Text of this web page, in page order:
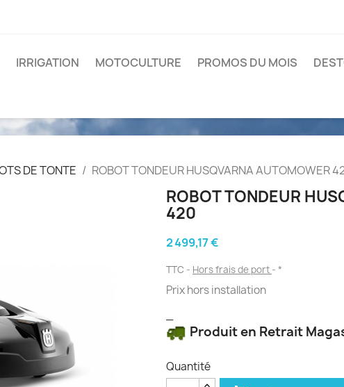
IRRIGATION MOTOCULTURE PROMOS DU MOIS
DE TONTE ROBOT TONDEUR HUSQVARNA AUTOMOWER
ROBOT TONDEUR
420
2 499,17 €
TTC Hors frais de port *
Prix hors installation
Produit en Retrait
Quantité